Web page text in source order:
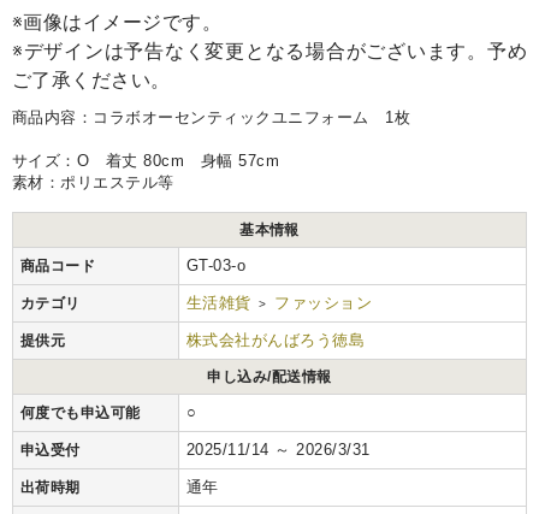
※画像はイメージです。
※デザインは予告なく変更となる場合がございます。予め
ご了承ください。
商品内容：コラボオーセンティックユニフォーム 1枚
サイズ：O 着丈 80cm 身幅 57cm
素材：ポリエステル等
基本情報
商品コード GT-03-o
カテゴリ 生活雑貨 > ファッション
提供元 株式会社がんばろう徳島
申し込み/配送情報
何度でも申込可能 ○
申込受付 2025/11/14 ～ 2026/3/31
出荷時期 通年